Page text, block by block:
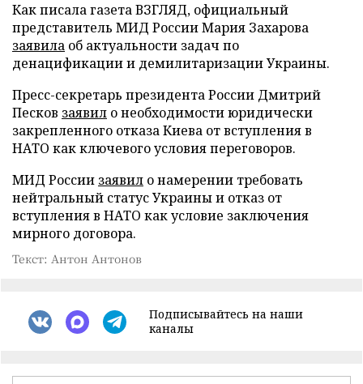
Как писала газета ВЗГЛЯД, официальный
представитель МИД России Мария Захарова
заявила об актуальности задач по
денацификации и демилитаризации Украины.
Пресс-секретарь президента России Дмитрий
Песков заявил о необходимости юридически
закрепленного отказа Киева от вступления в
НАТО как ключевого условия переговоров.
МИД России заявил о намерении требовать
нейтральный статус Украины и отказ от
вступления в НАТО как условие заключения
мирного договора.
Текст: Антон Антонов
Подписывайтесь на наши
каналы